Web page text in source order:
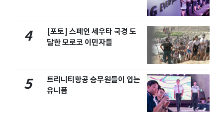
4
[포토] 스페인 세우타 국경 도
달한 모로코 이민자들
5
트리니티항공 승무원들이 입는
유니폼